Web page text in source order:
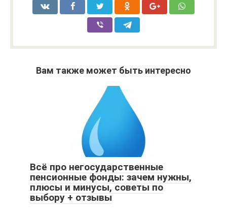
Вам также может быть интересно
Всё про негосударственные
пенсионные фонды: зачем нужны,
плюсы и минусы, советы по
выбору + отзывы